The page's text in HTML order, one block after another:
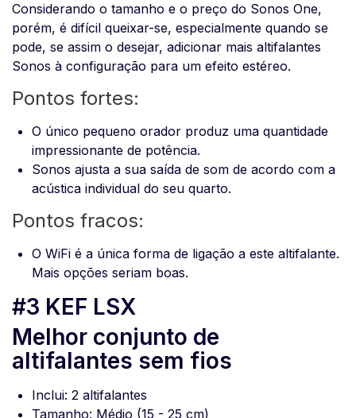
Considerando o tamanho e o preço do Sonos One,
porém, é difícil queixar-se, especialmente quando se
pode, se assim o desejar, adicionar mais altifalantes
Sonos à configuração para um efeito estéreo.
Pontos fortes:
O único pequeno orador produz uma quantidade
impressionante de potência.
Sonos ajusta a sua saída de som de acordo com a
acústica individual do seu quarto.
Pontos fracos:
O WiFi é a única forma de ligação a este altifalante.
Mais opções seriam boas.
#3 KEF LSX
Melhor conjunto de
altifalantes sem fios
Inclui: 2 altifalantes
Tamanho: Médio (15 - 25 cm)